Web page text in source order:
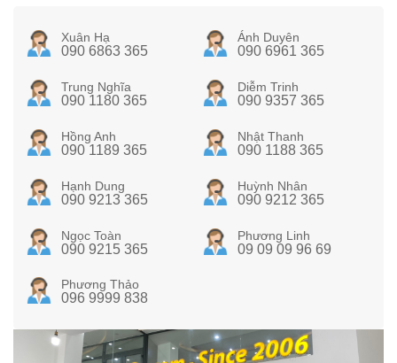
Xuân Hạ
090 6863 365
Ánh Duyên
090 6961 365
Trung Nghĩa
090 1180 365
Diễm Trinh
090 9357 365
Hồng Anh
090 1189 365
Nhật Thanh
090 1188 365
Hạnh Dung
090 9213 365
Huỳnh Nhân
090 9212 365
Ngọc Toàn
090 9215 365
Phương Linh
09 09 09 96 69
Phương Thảo
096 9999 838